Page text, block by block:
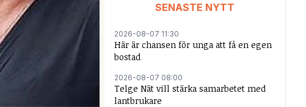
SENASTE NYTT
2026-08-07 11:30
Här är chansen för unga att få en egen
bostad
2026-08-07 08:00
Telge Nät vill stärka samarbetet med
lantbrukare